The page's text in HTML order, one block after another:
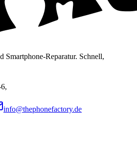
Smartphone-Reparatur. Schnell,
,
info@thephonefactory.de